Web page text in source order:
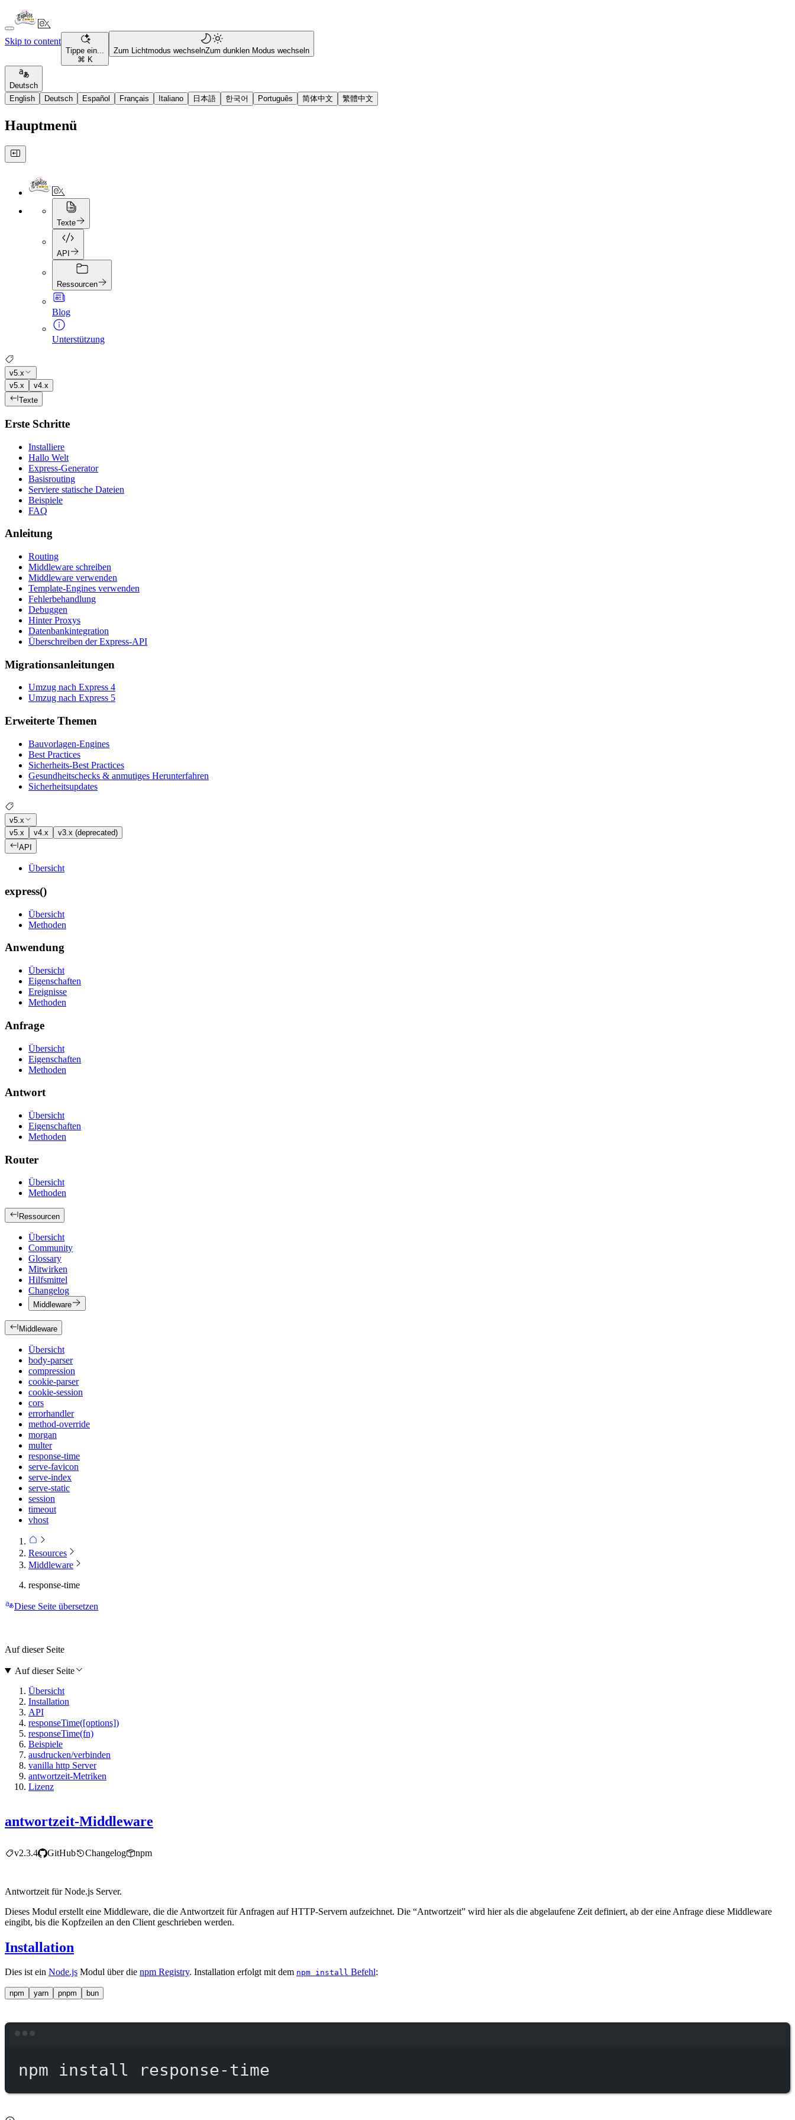
Skip to content
Tippe ein...
⌘ K
Zum Lichtmodus wechselnZum dunklen Modus wechseln
Deutsch
English
Deutsch Español Français Italiano 日本語 한국어 Português 简体中文 繁體中文
Hauptmenü
Texte
API
Ressourcen
Blog
Unterstützung
v5.x
v5.x
v4.x
Texte
Erste Schritte
Installiere
Hallo Welt
Express-Generator
Basisrouting
Serviere statische Dateien
Beispiele
FAQ
Anleitung
Routing
Middleware schreiben
Middleware verwenden
Template-Engines verwenden
Fehlerbehandlung
Debuggen
Hinter Proxys
Datenbankintegration
Überschreiben der Express-API
Migrationsanleitungen
Umzug nach Express 4
Umzug nach Express 5
Erweiterte Themen
Bauvorlagen-Engines
Best Practices
Sicherheits-Best Practices
Gesundheitschecks & anmutiges Herunterfahren
Sicherheitsupdates
v5.x
v5.x
v4.x
v3.x (deprecated)
API
Übersicht
express()
Übersicht
Methoden
Anwendung
Übersicht
Eigenschaften
Ereignisse
Methoden
Anfrage
Übersicht
Eigenschaften
Methoden
Antwort
Übersicht
Eigenschaften
Methoden
Router
Übersicht
Methoden
Ressourcen
Übersicht
Community
Glossary
Mitwirken
Hilfsmittel
Changelog
Middleware
Middleware
Übersicht
body-parser
compression
cookie-parser
cookie-session
cors
errorhandler
method-override
morgan
multer
response-time
serve-favicon
serve-index
serve-static
session
timeout
vhost
Resources
Middleware
response-time
Diese Seite übersetzen
antwortzeit-Middleware
v2.3.4 GitHub Changelog npm
Antwortzeit für Node.js Server.
Dieses Modul erstellt eine Middleware, die die Antwortzeit für Anfragen auf HTTP-Servern aufzeichnet. Die “Antwortzeit” wird hier als die abgelaufene Zeit definiert, ab der eine Anfrage diese Middleware
eingibt, bis die Kopfzeilen an den Client geschrieben werden.
Installation
Dies ist ein Node.js Modul über die npm Registry. Installation erfolgt mit dem npm install Befehl:
npm yarn pnpm bun
npm install response-time
Auf dieser Seite
Auf dieser Seite
Übersicht
Installation
API
responseTime([options])
responseTime(fn)
Beispiele
ausdrucken/verbinden
vanilla http Server
antwortzeit-Metriken
Lizenz